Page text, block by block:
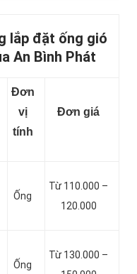
lắp đặt ống gió
An Bình Phát
Đơn
vị
tính
Đơn giá
Ống
Từ 110.000 –
120.000
Ống
Từ 130.000 –